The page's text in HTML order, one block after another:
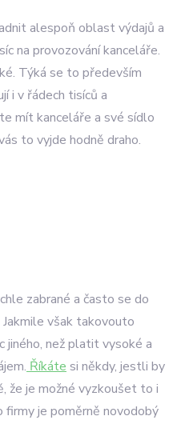
alespoň oblast výdajů a
na provozování kanceláře.
Týká se to především
i v řádech tisíců a
mít kanceláře a své sídlo
to vyjde hodně draho.
zabrané a často se do
však takovouto
jiného, než platit vysoké a
Říkáte si někdy, jestli by
že je možné vyzkoušet to i
firmy je poměrně novodobý